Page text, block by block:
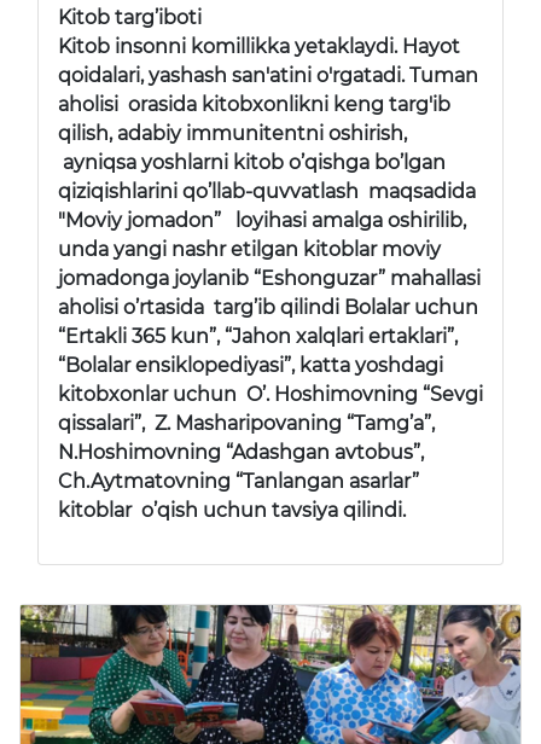
Kitob targ’iboti
Kitob insonni komillikka yetaklaydi. Hayot
qoidalari, yashash san'atini o'rgatadi. Tuman
aholisi orasida kitobxonlikni keng targ'ib
qilish, adabiy immunitentni oshirish,
ayniqsa yoshlarni kitob o’qishga bo’lgan
qiziqishlarini qo’llab-quvvatlash maqsadida
"Moviy jomadon” loyihasi amalga oshirilib,
unda yangi nashr etilgan kitoblar moviy
jomadonga joylanib “Eshonguzar” mahallasi
aholisi o’rtasida targ’ib qilindi Bolalar uchun
“Ertakli 365 kun”, “Jahon xalqlari ertaklari”,
“Bolalar ensiklopediyasi”, katta yoshdagi
kitobxonlar uchun O’. Hoshimovning “Sevgi
qissalari”, Z. Masharipovaning “Tamg’a”,
N.Hoshimovning “Adashgan avtobus”,
Ch.Aytmatovning “Tanlangan asarlar”
kitoblar o’qish uchun tavsiya qilindi.